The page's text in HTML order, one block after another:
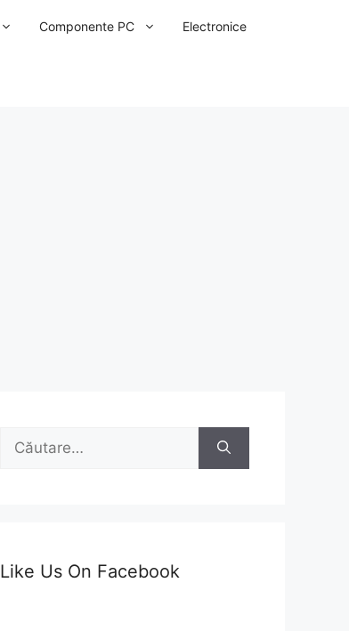
Componente PC Electronice
Caută
Like Us On Facebook